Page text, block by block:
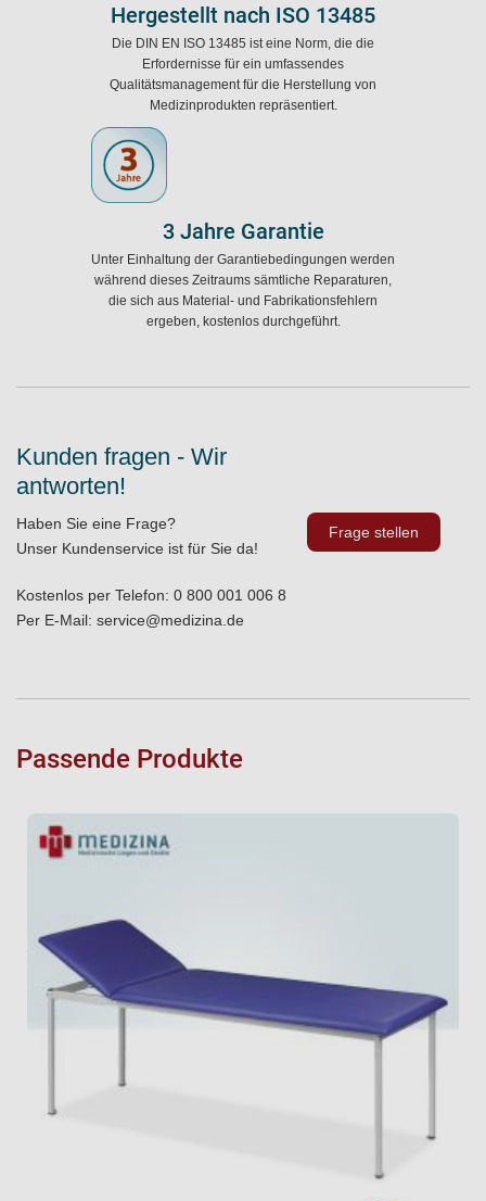
Hergestellt nach ISO 13485
Die DIN EN ISO 13485 ist eine Norm, die die
Erfordernisse für ein umfassendes
Qualitätsmanagement für die Herstellung von
Medizinprodukten repräsentiert.
3 Jahre Garantie
Unter Einhaltung der Garantiebedingungen werden
während dieses Zeitraums sämtliche Reparaturen,
die sich aus Material- und Fabrikationsfehlern
ergeben, kostenlos durchgeführt.
Kunden fragen - Wir
antworten!
Haben Sie eine Frage?
Unser Kundenservice ist für Sie da!
Kostenlos per Telefon: 0 800 001 006 8
Per E-Mail: service@medizina.de
Frage stellen
Passende Produkte